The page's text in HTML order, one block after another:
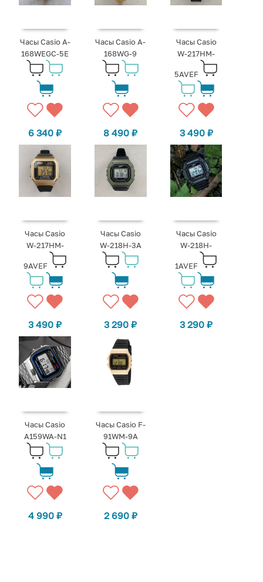
Часы Casio A-
168WEGC-5E
6 340₽
Часы Casio A-
168WG-9
8 490₽
Часы Casio
W-217HM-
5AVEF
3 490 ₽
Часы Casio
W-217HM-
9AVEF
3 490₽
Часы Casio
W-218H-3A
3 290₽
Часы Casio
W-218H-
1AVEF
3 290₽
Часы Casio
A159WA-N1
4 990 ₽
Часы Casio F-
91WM-9A
2 690 ₽